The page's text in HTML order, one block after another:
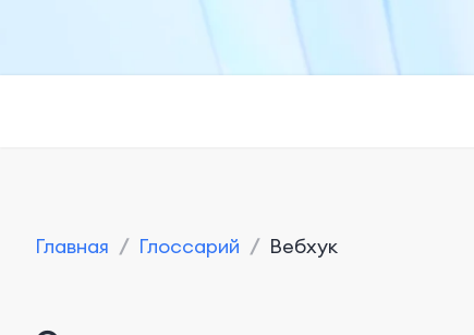
Главная / Глоссарий / Вебхук